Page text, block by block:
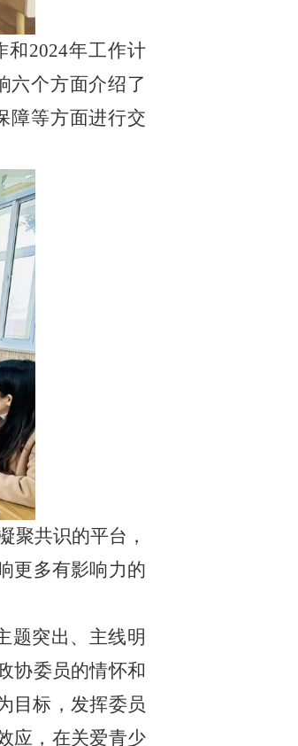
2024年工作计
六个方面介绍了
障等方面进行交
聚共识的平台，
更多有影响力的
题突出、主线明
协委员的情怀和
目标，发挥委员
应，在关爱青少